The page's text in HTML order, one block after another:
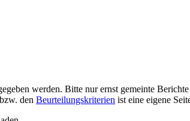
werden. Bitte nur ernst gemeinte
bzw. den Beurteilungskriterien ist eine eigene